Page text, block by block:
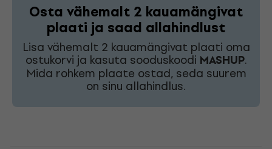
Osta vähemalt 2 kauamängivat
plaati ja saad allahindlust
Lisa vähemalt 2 kauamängivat plaati oma
ostukorvi ja kasuta sooduskoodi MASHUP.
Mida rohkem plaate ostad, seda suurem
on sinu allahindlus.